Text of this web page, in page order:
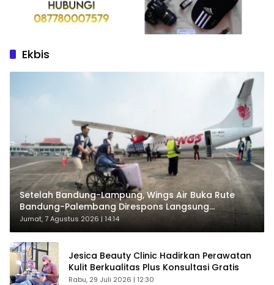
Ekbis
Setelah Bandung-Lampung, Wings Air Buka Rute
Bandung-Palembang Direspons Langsung
Penumpang
Jumat, 7 Agustus 2026 | 14:14
Jesica Beauty Clinic Hadirkan Perawatan
Kulit Berkualitas Plus Konsultasi Gratis
Rabu, 29 Juli 2026 | 12:30